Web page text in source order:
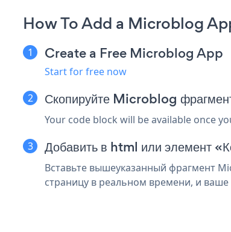
How To Add a Microblog
Create a Free Microblog App
Start for free now
Скопируйте Microblog
Your code block will be available once
Добавить в html или элемент
Вставьте вышеуказанный фрагмент
страницу в реальном времени, и